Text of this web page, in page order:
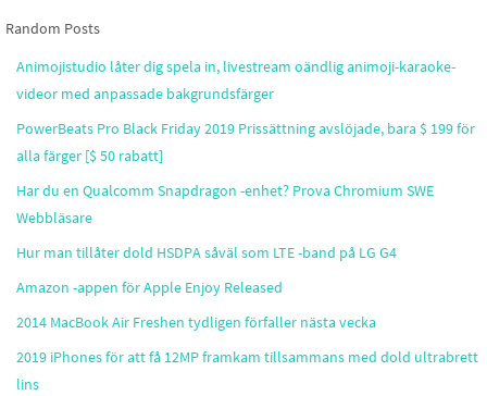
Random Posts
Animojistudio låter dig spela in, livestream oändlig animoji-karaoke-
videor med anpassade bakgrundsfärger
PowerBeats Pro Black Friday 2019 Prissättning avslöjade, bara $ 199 för
alla färger [$ 50 rabatt]
Har du en Qualcomm Snapdragon -enhet? Prova Chromium SWE
Webbläsare
Hur man tillåter dold HSDPA såväl som LTE -band på LG G4
Amazon -appen för Apple Enjoy Released
2014 MacBook Air Freshen tydligen förfaller nästa vecka
2019 iPhones för att få 12MP framkam tillsammans med dold ultrabrett
lins